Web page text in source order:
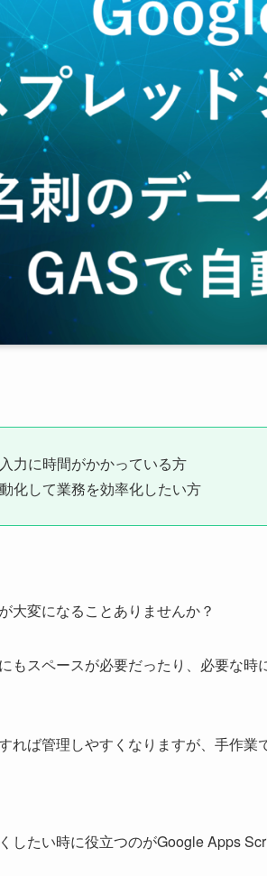
力に時間がかかっている方
化して業務を効率化したい方
大変になることありませんか？
もスペースが必要だったり、必要な時
れば管理しやすくなりますが、手作業
したい時に役立つのがGoogle Apps